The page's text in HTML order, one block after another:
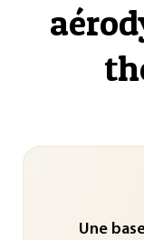
Une